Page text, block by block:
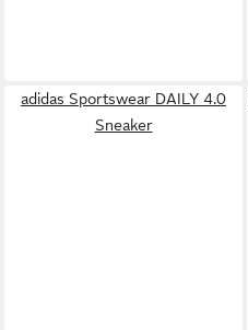
adidas Sportswear DAILY 4.0
Sneaker